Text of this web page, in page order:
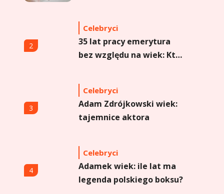
strzał w dziesiątkę?
2
Celebryci
35 lat pracy emerytura
bez względu na wiek: Kto
3
Celebryci
Adam Zdrójkowski wiek:
tajemnice aktora
4
Celebryci
Adamek wiek: ile lat ma
legenda polskiego boksu?